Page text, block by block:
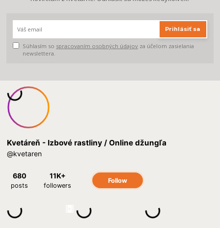
Prihlásiť sa
Súhlasím so spracovaním osobných údajov za účelom zasielania
newslettera.